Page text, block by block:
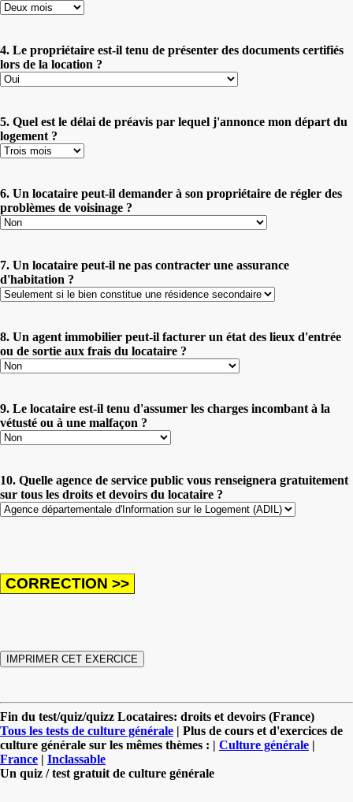
4. Le propriétaire est-il tenu de présenter des documents certifiés
lors de la location ?
5. Quel est le délai de préavis par lequel j'annonce mon départ du
logement ?
6. Un locataire peut-il demander à son propriétaire de régler des
problèmes de voisinage ?
7. Un locataire peut-il ne pas contracter une assurance
d'habitation ?
8. Un agent immobilier peut-il facturer un état des lieux d'entrée
ou de sortie aux frais du locataire ?
9. Le locataire est-il tenu d'assumer les charges incombant à la
vétusté ou à une malfaçon ?
10. Quelle agence de service public vous renseignera gratuitement
sur tous les droits et devoirs du locataire ?
Fin du test/quiz/quizz Locataires: droits et devoirs (France)
Tous les tests de culture générale | Plus de cours et d'exercices de
culture générale sur les mêmes thèmes : | Culture générale |
France | Inclassable
Un quiz / test gratuit de culture générale